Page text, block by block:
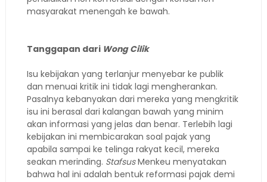
masyarakat menengah ke bawah.
Tanggapan dari Wong Cilik
Isu kebijakan yang terlanjur menyebar ke publik
dan menuai kritik ini tidak lagi mengherankan.
Pasalnya kebanyakan dari mereka yang mengkritik
isu ini berasal dari kalangan bawah yang minim
akan informasi yang jelas dan benar. Terlebih lagi
kebijakan ini membicarakan soal pajak yang
apabila sampai ke telinga rakyat kecil, mereka
seakan merinding. StafsusMenkeu menyatakan
bahwa hal ini adalah bentuk reformasi pajak demi